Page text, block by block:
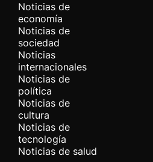
Noticias de
economía
Noticias de
sociedad
Noticias
internacionales
Noticias de
política
Noticias de
cultura
Noticias de
tecnología
Noticias de salud